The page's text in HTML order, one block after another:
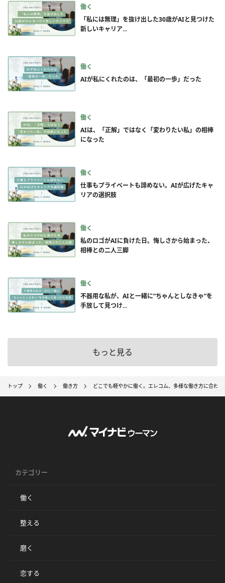
働く
「私には無理」を抜け出した30歳がAIと見つけた
新しいキャリア...
働く
AIが私にくれたのは、「最初の一歩」だった
働く
AIは、「正解」ではなく「変わりたい私」の相棒
になった
働く
仕事もプライベートも諦めない。AIが広げたキャ
リアの選択肢
働く
私のロゴがAIに負けた日。悔しさから始まった、
相棒との二人三脚
働く
不器用な私が、AIと一緒に”ちゃんとしなきゃ”を
手放して見つけ...
もっと見る
トップ 働く 働き方 どこでも軽やかに働く。エレコム、多様な働き方に合わ
カテゴリー
働く
整える
磨く
恋する